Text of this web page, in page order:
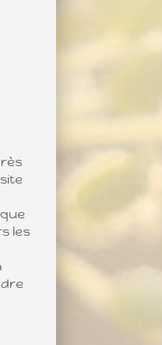
les